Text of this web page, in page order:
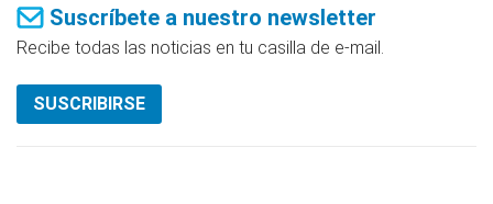
Suscríbete a nuestro newsletter
Recibe todas las noticias en tu casilla de e-mail.
SUSCRIBIRSE